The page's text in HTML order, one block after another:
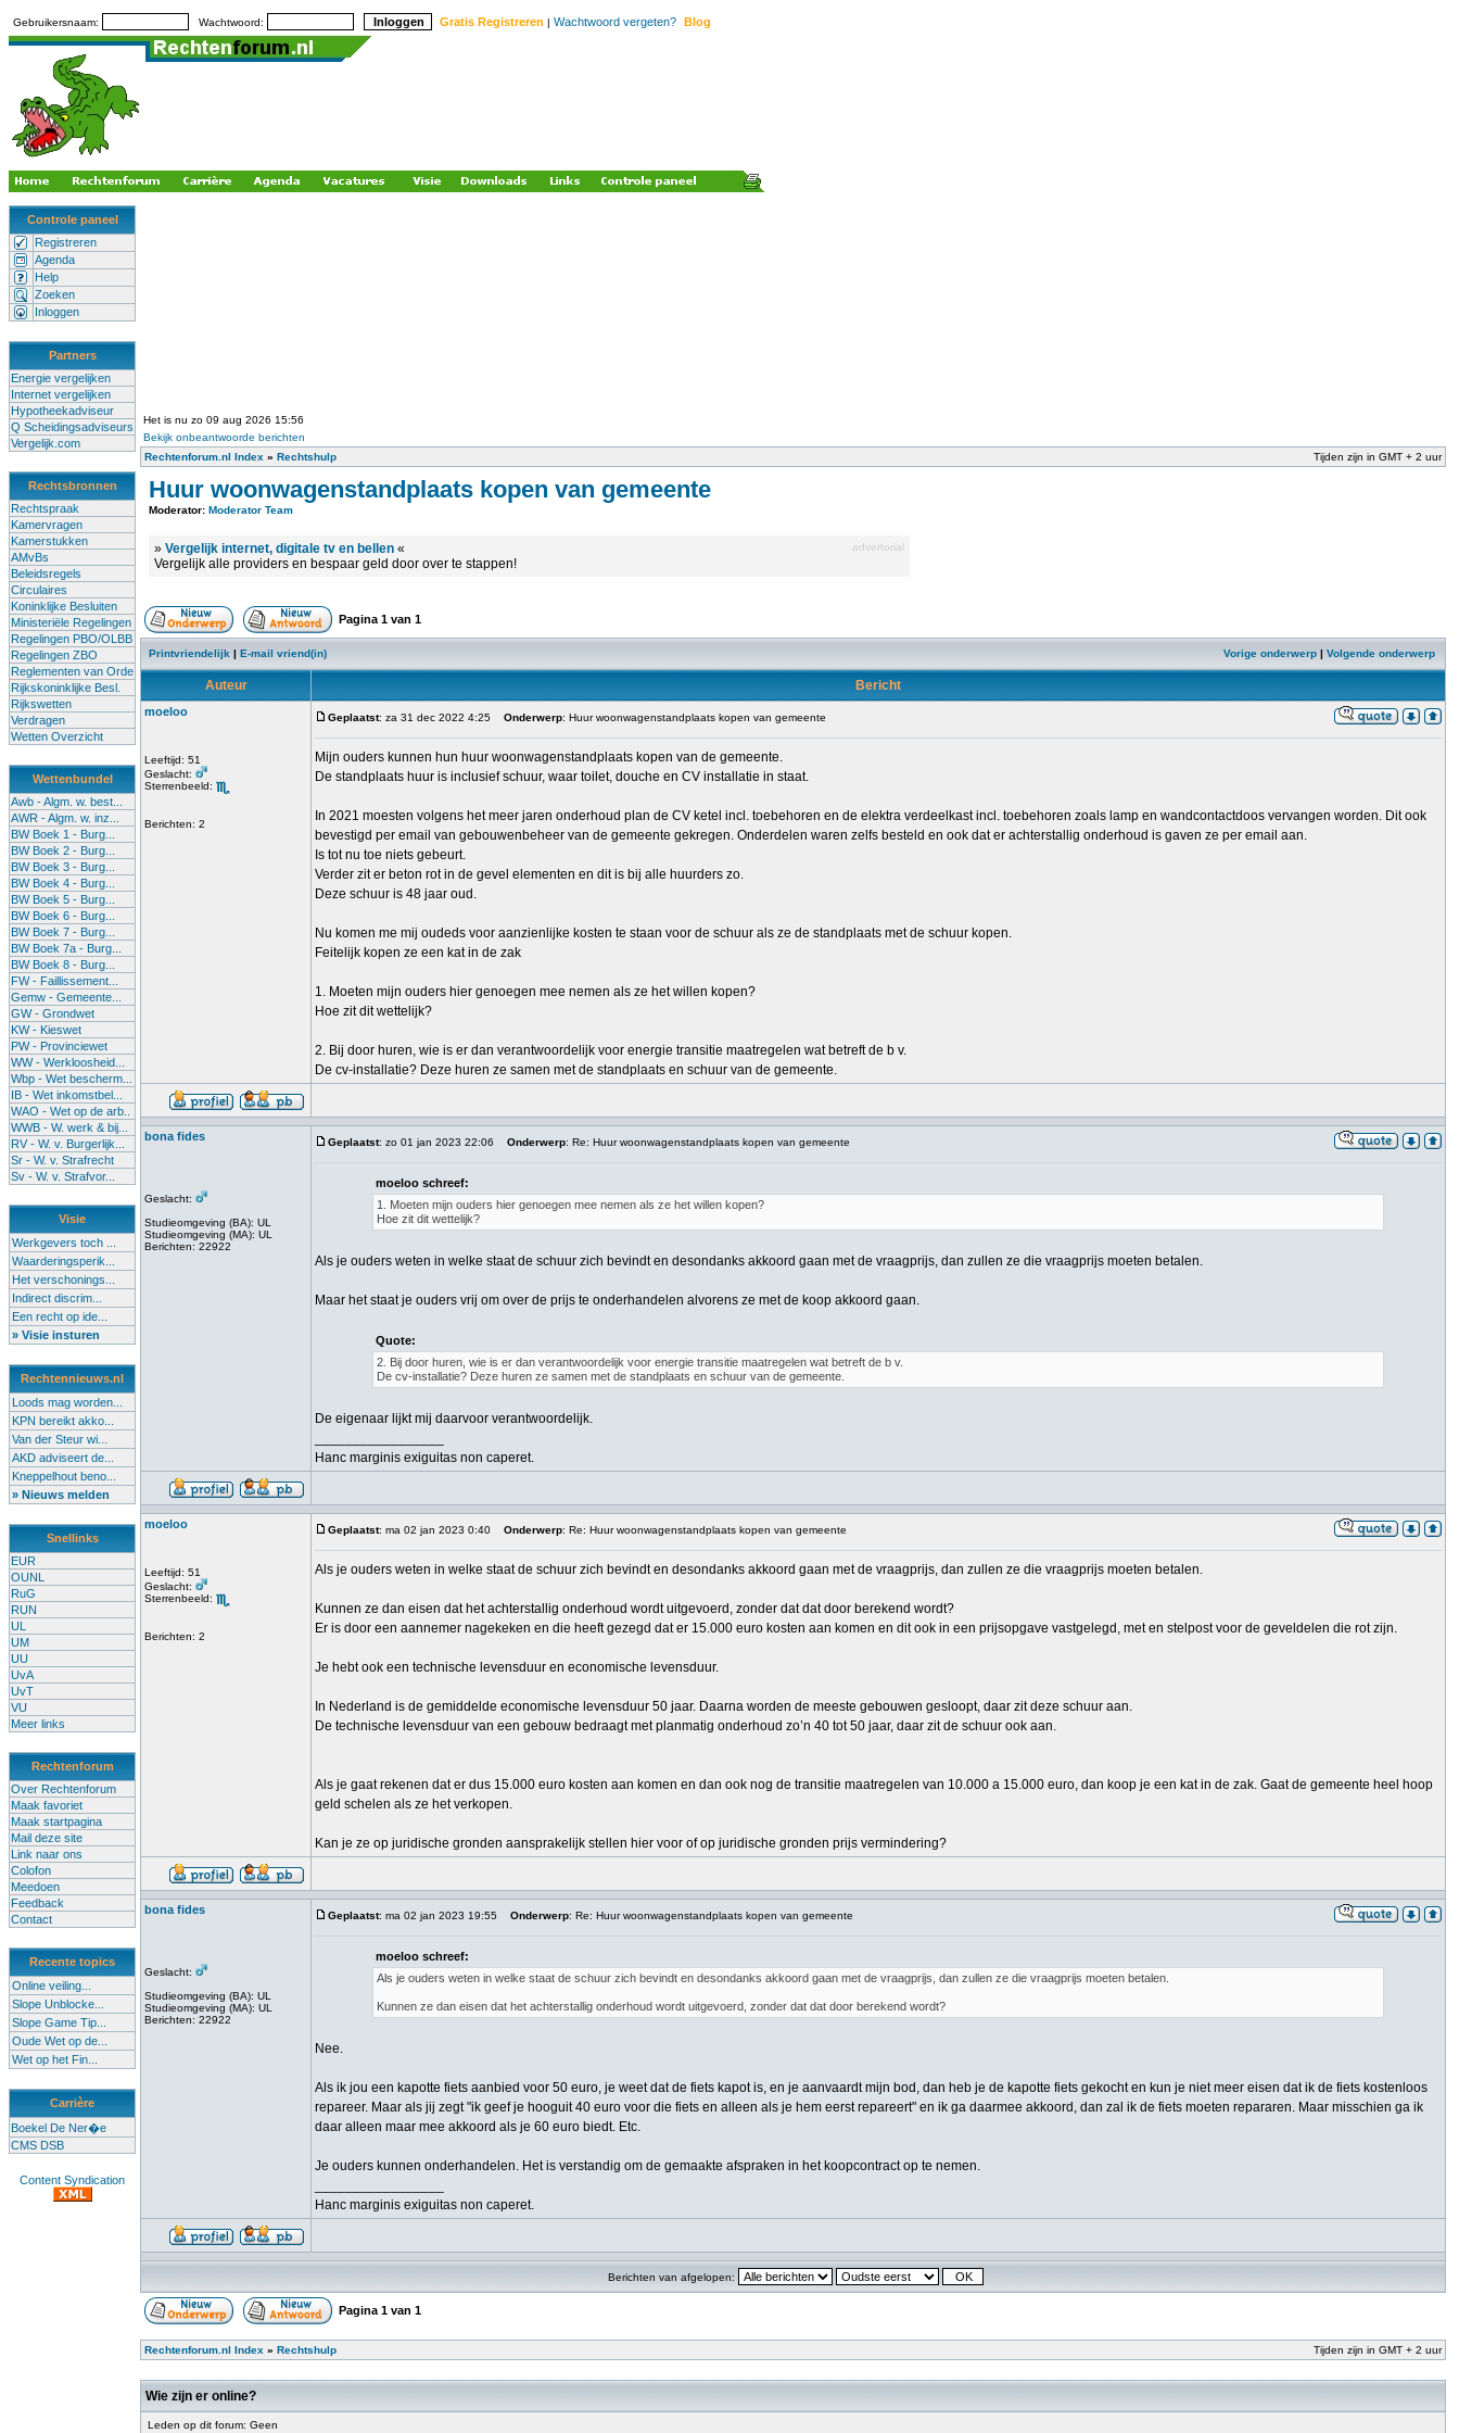
Gebruikersnaam: Wachtwoord: Gratis Registreren | Wachtwoord vergeten? Blog
Controle paneel
Registreren
Agenda
Help
Zoeken
Inloggen
Partners
Energie vergelijken
Internet vergelijken
Hypotheekadviseur
Q Scheidingsadviseurs
Vergelijk.com
Rechtsbronnen
Rechtspraak
Kamervragen
Kamerstukken
AMvBs
Beleidsregels
Circulaires
Koninklijke Besluiten
Ministeriële Regelingen
Regelingen PBO/OLBB
Regelingen ZBO
Reglementen van Orde
Rijkskoninklijke Besl.
Rijkswetten
Verdragen
Wetten Overzicht
Wettenbundel
Awb - Algm. w. best...
AWR - Algm. w. inz...
BW Boek 1 - Burg...
BW Boek 2 - Burg...
BW Boek 3 - Burg...
BW Boek 4 - Burg...
BW Boek 5 - Burg...
BW Boek 6 - Burg...
BW Boek 7 - Burg...
BW Boek 7a - Burg...
BW Boek 8 - Burg...
FW - Faillissement...
Gemw - Gemeente...
GW - Grondwet
KW - Kieswet
PW - Provinciewet
WW - Werkloosheid...
Wbp - Wet bescherm...
IB - Wet inkomstbel...
WAO - Wet op de arb..
WWB - W. werk & bij...
RV - W. v. Burgerlijk...
Sr - W. v. Strafrecht
Sv - W. v. Strafvor...
Visie
Werkgevers toch ...
Waarderingsperik...
Het verschonings...
Indirect discrim...
Een recht op ide...
» Visie insturen
Rechtennieuws.nl
Loods mag worden...
KPN bereikt akko...
Van der Steur wi...
AKD adviseert de...
Kneppelhout beno...
» Nieuws melden
Snellinks
EUR
OUNL
RuG
RUN
UL
UM
UU
UvA
UvT
VU
Meer links
Rechtenforum
Over Rechtenforum
Maak favoriet
Maak startpagina
Mail deze site
Link naar ons
Colofon
Meedoen
Feedback
Contact
Recente topics
Online veiling...
Slope Unblocke...
Slope Game Tip...
Oude Wet op de...
Wet op het Fin...
Carrière
Boekel De Ner�e
CMS DSB
Content Syndication
Het is nu zo 09 aug 2026 15:56
Bekijk onbeantwoorde berichten
Rechtenforum.nl Index » Rechtshulp Tijden zijn in GMT + 2 uur
Huur woonwagenstandplaats kopen van gemeente
Moderator: Moderator Team
» Vergelijk internet, digitale tv en bellen « advertorial
Vergelijk alle providers en bespaar geld door over te stappen!
Pagina 1 van 1
Printvriendelijk | E-mail vriend(in) Vorige onderwerp | Volgende onderwerp
Auteur Bericht
moeloo
Leeftijd: 51
Geslacht:
Sterrenbeeld:
Berichten: 2
Geplaatst: za 31 dec 2022 4:25 Onderwerp: Huur woonwagenstandplaats kopen van gemeente
Mijn ouders kunnen hun huur woonwagenstandplaats kopen van de gemeente.
De standplaats huur is inclusief schuur, waar toilet, douche en CV installatie in staat.
In 2021 moesten volgens het meer jaren onderhoud plan de CV ketel incl. toebehoren en de elektra verdeelkast incl. toebehoren zoals lamp en wandcontactdoos vervangen worden. Dit ook
bevestigd per email van gebouwenbeheer van de gemeente gekregen. Onderdelen waren zelfs besteld en ook dat er achterstallig onderhoud is gaven ze per email aan.
Is tot nu toe niets gebeurt.
Verder zit er beton rot in de gevel elementen en dit is bij alle huurders zo.
Deze schuur is 48 jaar oud.
Nu komen me mij oudeds voor aanzienlijke kosten te staan voor de schuur als ze de standplaats met de schuur kopen.
Feitelijk kopen ze een kat in de zak
1. Moeten mijn ouders hier genoegen mee nemen als ze het willen kopen?
Hoe zit dit wettelijk?
2. Bij door huren, wie is er dan verantwoordelijk voor energie transitie maatregelen wat betreft de b v.
De cv-installatie? Deze huren ze samen met de standplaats en schuur van de gemeente.
bona fides
Geslacht:
Studieomgeving (BA): UL
Studieomgeving (MA): UL
Berichten: 22922
Geplaatst: zo 01 jan 2023 22:06 Onderwerp: Re: Huur woonwagenstandplaats kopen van gemeente
moeloo schreef:
1. Moeten mijn ouders hier genoegen mee nemen als ze het willen kopen?
Hoe zit dit wettelijk?
Als je ouders weten in welke staat de schuur zich bevindt en desondanks akkoord gaan met de vraagprijs, dan zullen ze die vraagprijs moeten betalen.
Maar het staat je ouders vrij om over de prijs te onderhandelen alvorens ze met de koop akkoord gaan.
Quote:
2. Bij door huren, wie is er dan verantwoordelijk voor energie transitie maatregelen wat betreft de b v.
De cv-installatie? Deze huren ze samen met de standplaats en schuur van de gemeente.
De eigenaar lijkt mij daarvoor verantwoordelijk.
Hanc marginis exiguitas non caperet.
moeloo
Leeftijd: 51
Geslacht:
Sterrenbeeld:
Berichten: 2
Geplaatst: ma 02 jan 2023 0:40 Onderwerp: Re: Huur woonwagenstandplaats kopen van gemeente
Als je ouders weten in welke staat de schuur zich bevindt en desondanks akkoord gaan met de vraagprijs, dan zullen ze die vraagprijs moeten betalen.
Kunnen ze dan eisen dat het achterstallig onderhoud wordt uitgevoerd, zonder dat dat door berekend wordt?
Er is door een aannemer nagekeken en die heeft gezegd dat er 15.000 euro kosten aan komen en dit ook in een prijsopgave vastgelegd, met en stelpost voor de geveldelen die rot zijn.
Je hebt ook een technische levensduur en economische levensduur.
In Nederland is de gemiddelde economische levensduur 50 jaar. Daarna worden de meeste gebouwen gesloopt, daar zit deze schuur aan.
De technische levensduur van een gebouw bedraagt met planmatig onderhoud zo’n 40 tot 50 jaar, daar zit de schuur ook aan.
Als je gaat rekenen dat er dus 15.000 euro kosten aan komen en dan ook nog de transitie maatregelen van 10.000 a 15.000 euro, dan koop je een kat in de zak. Gaat de gemeente heel hoop
geld schelen als ze het verkopen.
Kan je ze op juridische gronden aansprakelijk stellen hier voor of op juridische gronden prijs vermindering?
bona fides
Geslacht:
Studieomgeving (BA): UL
Studieomgeving (MA): UL
Berichten: 22922
Geplaatst: ma 02 jan 2023 19:55 Onderwerp: Re: Huur woonwagenstandplaats kopen van gemeente
moeloo schreef:
Als je ouders weten in welke staat de schuur zich bevindt en desondanks akkoord gaan met de vraagprijs, dan zullen ze die vraagprijs moeten betalen.
Kunnen ze dan eisen dat het achterstallig onderhoud wordt uitgevoerd, zonder dat dat door berekend wordt?
Nee.
Als ik jou een kapotte fiets aanbied voor 50 euro, je weet dat de fiets kapot is, en je aanvaardt mijn bod, dan heb je de kapotte fiets gekocht en kun je niet meer eisen dat ik de fiets kostenloos
repareer. Maar als jij zegt "ik geef je hooguit 40 euro voor die fiets en alleen als je hem eerst repareert" en ik ga daarmee akkoord, dan zal ik de fiets moeten repararen. Maar misschien ga ik
daar alleen maar mee akkoord als je 60 euro biedt. Etc.
Je ouders kunnen onderhandelen. Het is verstandig om de gemaakte afspraken in het koopcontract op te nemen.
Hanc marginis exiguitas non caperet.
Berichten van afgelopen:
Pagina 1 van 1
Rechtenforum.nl Index » Rechtshulp Tijden zijn in GMT + 2 uur
Wie zijn er online?
Leden op dit forum: Geen